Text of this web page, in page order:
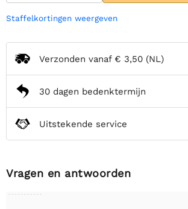
Staffelkortingen weergeven
Verzonden vanaf € 3,50 (NL)
30 dagen bedenktermijn
Uitstekende service
Vragen en antwoorden